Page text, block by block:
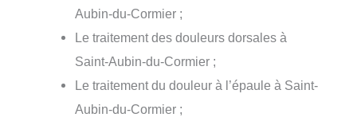
Aubin-du-Cormier ;
Le traitement des douleurs dorsales à
Saint-Aubin-du-Cormier ;
Le traitement du douleur à l’épaule à Saint-
Aubin-du-Cormier ;